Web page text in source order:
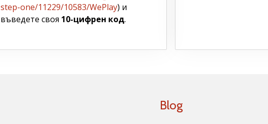
step-one/11229/10583/WePlay) и
въведете своя 10-цифрен код.
Blog